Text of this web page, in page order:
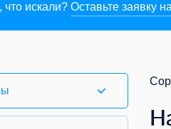
искали? Оставьте заявку